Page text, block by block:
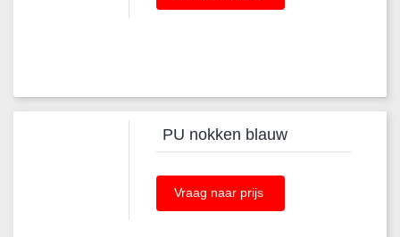
PU nokken blauw
Vraag naar prijs